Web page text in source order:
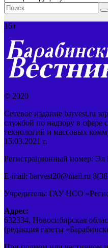
16+
© 2020
Сетевое издание barvest.ru
службой по надзору в
технологий и массовых
15.03.2021 г.
Регистрационный номер:
E-mail: barvest20@mail.ru
Учредитель: ГАУ НСО
Адрес:
632334, Новосибирская
(редакция газеты